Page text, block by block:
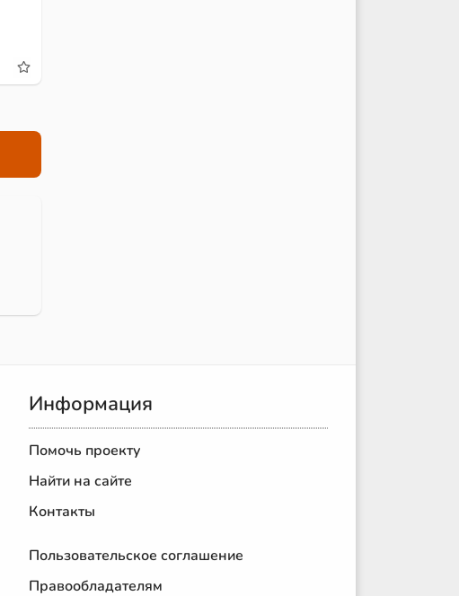
Информация
Помочь проекту
Найти на сайте
Контакты
Пользовательское соглашение
Правообладателям